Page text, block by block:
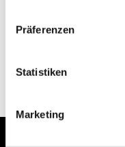
Präferenzen
Statistiken
Marketing